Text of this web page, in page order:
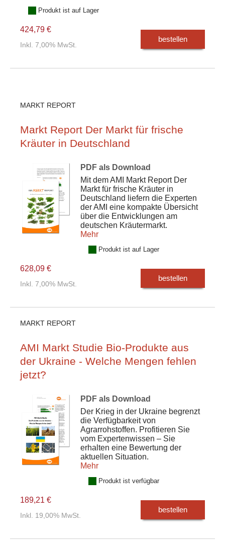
Produkt ist auf Lager
424,79 €
Inkl. 7,00% MwSt.
bestellen
MARKT REPORT
Markt Report Der Markt für frische
Kräuter in Deutschland
PDF als Download
Mit dem AMI Markt Report Der
Markt für frische Kräuter in
Deutschland liefern die Experten
der AMI eine kompakte Übersicht
über die Entwicklungen am
deutschen Kräutermarkt.
Mehr
Produkt ist auf Lager
628,09 €
Inkl. 7,00% MwSt.
bestellen
MARKT REPORT
AMI Markt Studie Bio-Produkte aus
der Ukraine - Welche Mengen fehlen
jetzt?
PDF als Download
Der Krieg in der Ukraine begrenzt
die Verfügbarkeit von
Agrarrohstoffen. Profitieren Sie
vom Expertenwissen – Sie
erhalten eine Bewertung der
aktuellen Situation.
Mehr
Produkt ist verfügbar
189,21 €
Inkl. 19,00% MwSt.
bestellen